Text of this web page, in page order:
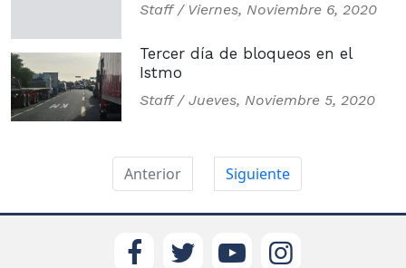
Staff / Viernes, Noviembre 6, 2020
Tercer día de bloqueos en el
Istmo
Staff / Jueves, Noviembre 5, 2020
Anterior Siguiente